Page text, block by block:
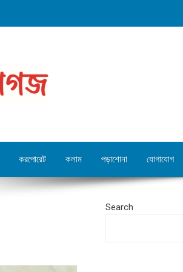
করপোরেট কলাম পড়াশোনা যোগাযোগ
Search